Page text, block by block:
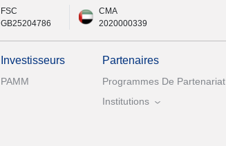
FSC
GB25204786
CMA
2020000339
Investisseurs
PAMM
Partenaires
Programmes De Partenariat
Institutions